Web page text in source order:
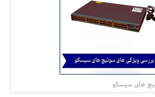
های سیسکو